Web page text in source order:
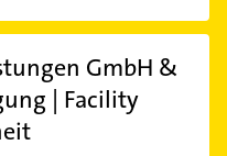
GmbH &
| Facility